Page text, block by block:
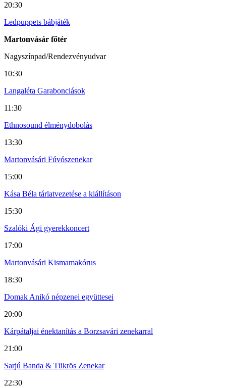
20:30
Ledpuppets bábjáték
Martonvásár főtér
Nagyszínpad/Rendezvényudvar
10:30
Langaléta Garabonciások
11:30
Ethnosound élménydobolás
13:30
Martonvásári Fúvószenekar
15:00
Kása Béla tárlatvezetése a kiállításon
15:30
Szalóki Ági gyerekkoncert
17:00
Martonvásári Kismamakórus
18:30
Domak Anikó népzenei együttesei
20:00
Kárpátaljai énektanítás a Borzsavári zenekarral
21:00
Sarjú Banda & Tükrös Zenekar
22:30